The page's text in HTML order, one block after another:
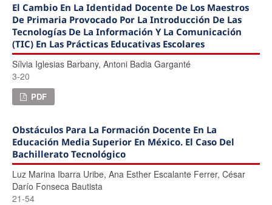
El Cambio En La Identidad Docente De Los Maestros
De Primaria Provocado Por La Introducción De Las
Tecnologías De La Información Y La Comunicación
(TIC) En Las Prácticas Educativas Escolares
Sí­lvia Iglesias Barbany, Antoni Badia Garganté
3-20
PDF
Obstáculos Para La Formación Docente En La
Educación Media Superior En México. El Caso Del
Bachillerato Tecnológico
Luz Marina Ibarra Uribe, Ana Esther Escalante Ferrer, César
Darío Fonseca Bautista
21-54